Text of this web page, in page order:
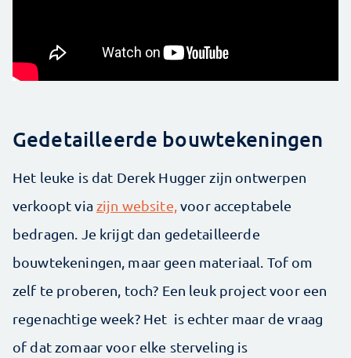
Gedetailleerde bouwtekeningen
Het leuke is dat Derek Hugger zijn ontwerpen
verkoopt via zijn website, voor acceptabele
bedragen. Je krijgt dan gedetailleerde
bouwtekeningen, maar geen materiaal. Tof om
zelf te proberen, toch? Een leuk project voor een
regenachtige week? Het is echter maar de vraag
of dat zomaar voor elke sterveling is